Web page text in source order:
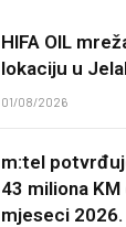
HIFA OIL
lokaciju u
01/08/2026
m:tel
43 miliona
mjeseci